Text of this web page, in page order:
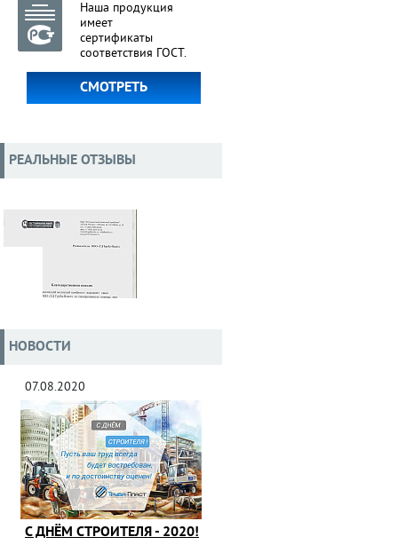
Наша продукция
имеет
сертификаты
соответствия ГОСТ.
СМОТРЕТЬ
РЕАЛЬНЫЕ ОТЗЫВЫ
НОВОСТИ
07.08.2020
С ДНЁМ СТРОИТЕЛЯ - 2020!